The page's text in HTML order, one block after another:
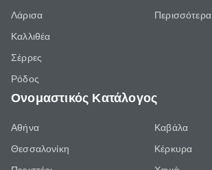
Λάρισα
Καλλιθέα
Σέρρες
Ρόδος
Περισσότερα
Ονομαστικός Κατάλογος
Αθήνα
Θεσσαλονίκη
Καβάλα
Κέρκυρα